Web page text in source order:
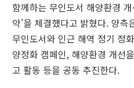
함께하는 무인도서 해양환경
약’을 체결했다고 밝혔다. 양측
무인도서와 인근 해역 정기 정
양정화 캠페인, 해양환경 개선
고 활동 등을 공동 추진한다.